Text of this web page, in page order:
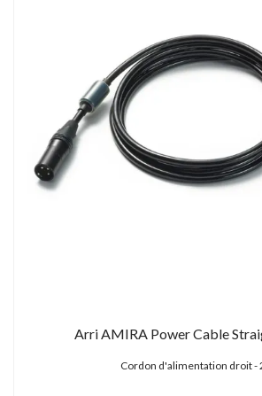
Arri AMIRA Power Cable
Cordon d'alimentation droit -